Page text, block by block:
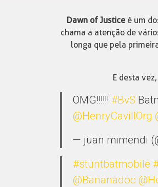
Dawn of Justiceé um
chama a atenção de
longa que pela
E desta
OMG!!!!!! #BvS
@HenryCavillOrg
— juan mimendi
#stuntbatmobile
@Bananadoc